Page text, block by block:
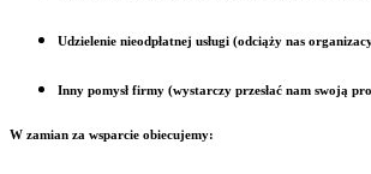
Udzielenie nieodpłatnej usługi (odciąży nas
Inny pomysł firmy (wystarczy przesłać nam swoją
W zamian za wsparcie obiecujemy: